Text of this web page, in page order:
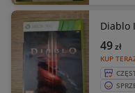
Diablo
KUP
49zł